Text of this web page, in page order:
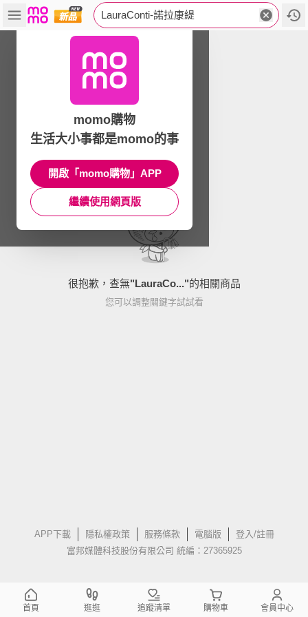
LauraConti-諾拉康緹
很抱歉，查無"LauraCo..."的相關商品
您可以調整關鍵字試試看
APP下載 隱私權政策 服務條款 電腦版
登入/註冊
富邦媒體科技股份有限公司 統編：27365925
momo購物
生活大小事都是momo的事
開啟「momo購物」APP
繼續使用網頁版
首頁 逛逛 追蹤清單 購物車 會員中心